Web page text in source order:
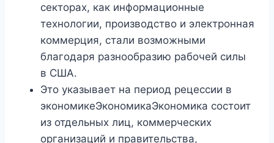
секторах, как информационные
технологии, производство и электронная
коммерция, стали возможными
благодаря разнообразию рабочей силы
в США.
Это указывает на период рецессии в
экономикеЭкономикаЭкономика состоит
из отдельных лиц, коммерческих
организаций и правительства,